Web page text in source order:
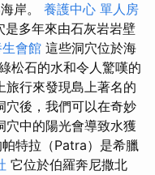
岸。 養護中心 單人房
是多年來由石灰岩岩壁
會館 這些洞穴位於海
松石的水和令人驚嘆的
旅行來發現島上著名的
穴後，我們可以在奇妙
穴中的陽光會導致水獲
特拉（Patra）是希臘
它位於伯羅奔尼撒北